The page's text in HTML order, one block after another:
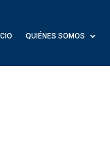
QUIÉNES SOMOS